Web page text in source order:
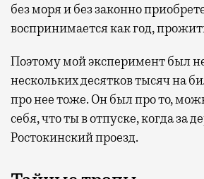
без моря и без законно
воспринимается как год,
Поэтому мой эксперимент был
нескольких десятков тысяч на
про нее тоже. Он был про то,
себя, что ты в отпуске, когда за
Ростокинский проезд.